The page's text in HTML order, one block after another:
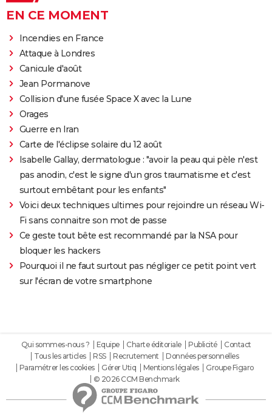
EN CE MOMENT
Incendies en France
Attaque à Londres
Canicule d'août
Jean Pormanove
Collision d'une fusée Space X avec la Lune
Orages
Guerre en Iran
Carte de l'éclipse solaire du 12 août
Isabelle Gallay, dermatologue : "avoir la peau qui pèle n'est
pas anodin, c'est le signe d'un gros traumatisme et c'est
surtout embêtant pour les enfants"
Voici deux techniques ultimes pour rejoindre un réseau Wi-
Fi sans connaitre son mot de passe
Ce geste tout bête est recommandé par la NSA pour
bloquer les hackers
Pourquoi il ne faut surtout pas négliger ce petit point vert
sur l'écran de votre smartphone
Qui sommes-nous ? Equipe Charte éditoriale Publicité
Contact
Tous les articles
RSS Recrutement
Données personnelles
Paramétrer les cookies
Gérer Utiq Mentions légales
Groupe Figaro
© 2026 CCM Benchmark